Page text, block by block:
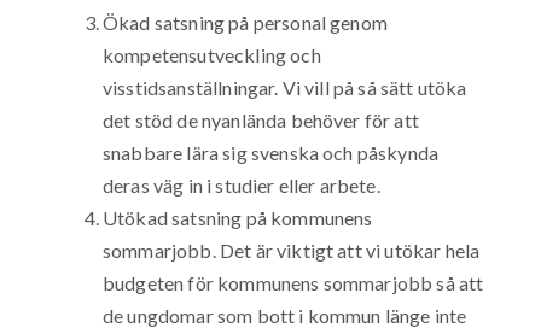
Ökad satsning på personal genom
kompetensutveckling och
visstidsanställningar. Vi vill på så sätt utöka
det stöd de nyanlända behöver för att
snabbare lära sig svenska och påskynda
deras väg in i studier eller arbete.
Utökad satsning på kommunens
sommarjobb. Det är viktigt att vi utökar hela
budgeten för kommunens sommarjobb så att
de ungdomar som bott i kommun länge inte